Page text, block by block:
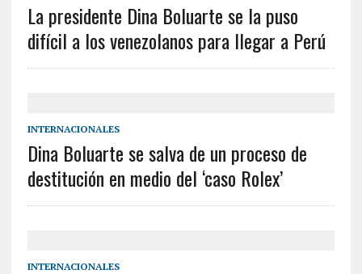
La presidente Dina Boluarte se la puso
difícil a los venezolanos para llegar a Perú
INTERNACIONALES
Dina Boluarte se salva de un proceso de
destitución en medio del ‘caso Rolex’
INTERNACIONALES